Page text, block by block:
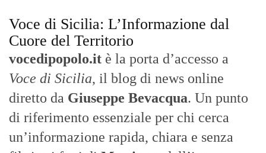
Voce di Sicilia: L’Informazione dal
Cuore del Territorio
vocedipopolo.it è la porta d’accesso a
Voce di Sicilia, il blog di news online
diretto da Giuseppe Bevacqua. Un punto
di riferimento essenziale per chi cerca
un’informazione rapida, chiara e senza